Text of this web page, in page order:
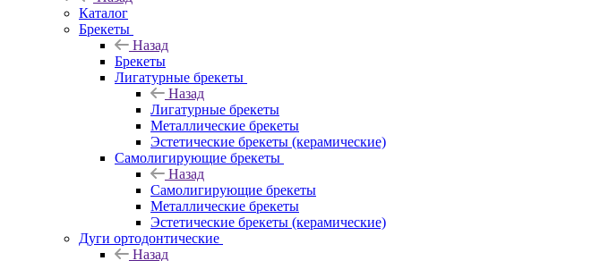
Каталог
Брекеты
Назад
Брекеты
Лигатурные брекеты
Назад
Лигатурные брекеты
Металлические брекеты
Эстетические брекеты (керамические)
Самолигирующие брекеты
Назад
Самолигирующие брекеты
Металлические брекеты
Эстетические брекеты (керамические)
Дуги ортодонтические
Назад